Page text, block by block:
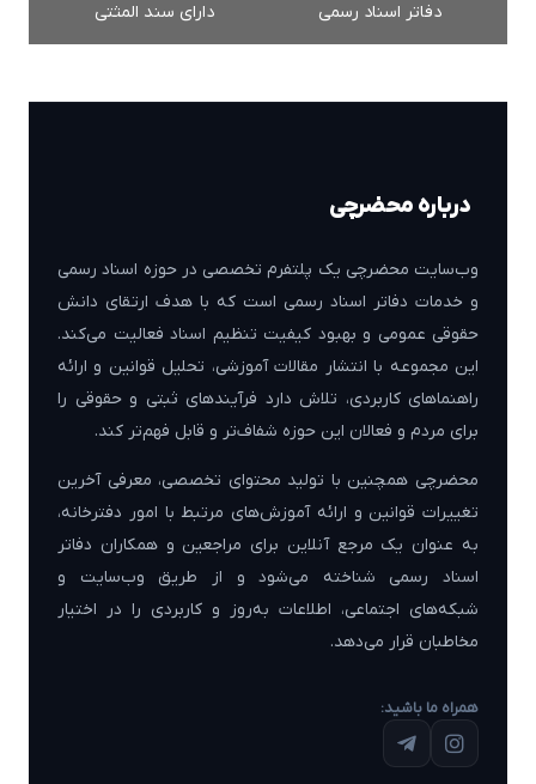
دارای سند المثتی
دفاتر اسناد رسمی
درباره محضرچی
وب‌سایت محضرچی یک پلتفرم تخصصی در حوزه اسناد رسمی
و خدمات دفاتر اسناد رسمی است که با هدف ارتقای دانش
حقوقی عمومی و بهبود کیفیت تنظیم اسناد فعالیت می‌کند.
این مجموعه با انتشار مقالات آموزشی، تحلیل قوانین و ارائه
راهنماهای کاربردی، تلاش دارد فرآیندهای ثبتی و حقوقی را
برای مردم و فعالان این حوزه شفاف‌تر و قابل فهم‌تر کند.
محضرچی همچنین با تولید محتوای تخصصی، معرفی آخرین
تغییرات قوانین و ارائه آموزش‌های مرتبط با امور دفترخانه،
به عنوان یک مرجع آنلاین برای مراجعین و همکاران دفاتر
اسناد رسمی شناخته می‌شود و از طریق وب‌سایت و
شبکه‌های اجتماعی، اطلاعات به‌روز و کاربردی را در اختیار
مخاطبان قرار می‌دهد.
همراه ما باشید: